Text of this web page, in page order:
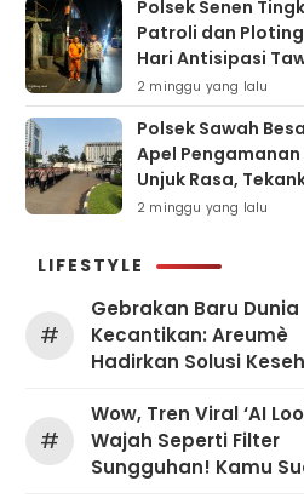
Polsek Senen
Patroli dan
Hari Antisipasi
serta Gangguan
Kamtibmas
2 minggu yang lalu
Polsek Sawah
Apel Pengamanan
Unjuk Rasa,
Pelayanan
2 minggu yang lalu
LIFESTYLE
#
Gebrakan Baru Dunia
Kecantikan: Areumè
Hadirkan Solusi
#
Wow, Tren Viral ‘AI
Wajah Seperti Filter
Sungguhan! Kamu